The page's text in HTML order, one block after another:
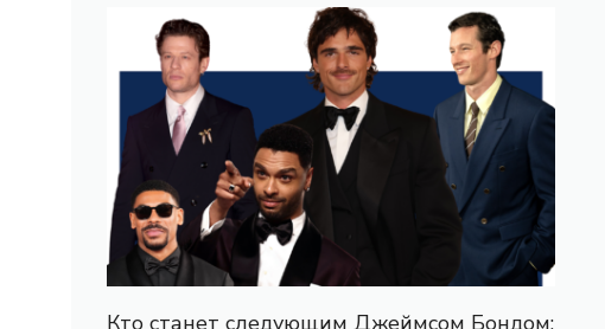
Кто станет следующим Джеймсом Бондом: